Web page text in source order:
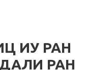
ИУ РАН
РАН